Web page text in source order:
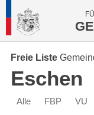
Freie Liste
Eschen
Alle FBP VU